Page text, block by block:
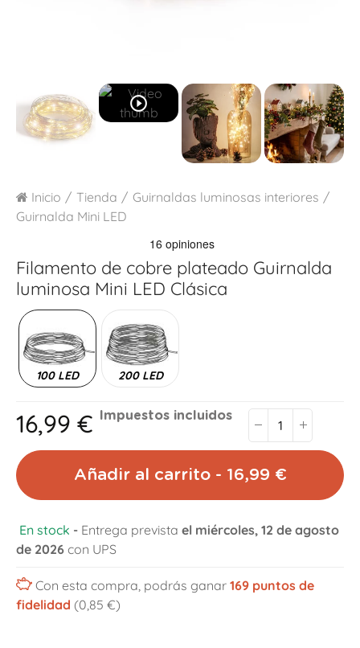
play_circle_outline
Inicio Tienda
Guirnaldas luminosas interiores
Guirnalda Mini LED
Filamento de cobre plateado Guirnalda
luminosa Mini LED Clásica
100 LED 200 LED
16,99 € Impuestos incluidos
Añadir al carrito - 16,99 €
En stock - Entrega prevista el miércoles, 12 de agosto
de 2026 con UPS
Con esta compra, podrás ganar 169puntos de
fidelidad (0,85 €)